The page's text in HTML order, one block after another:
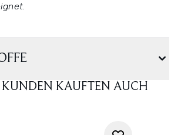
KUNDEN KAUFTEN AUCH